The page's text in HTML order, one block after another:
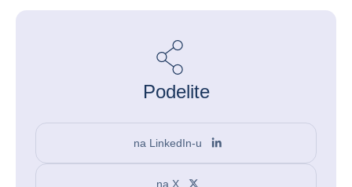
Podelite
na LinkedIn-u
na X